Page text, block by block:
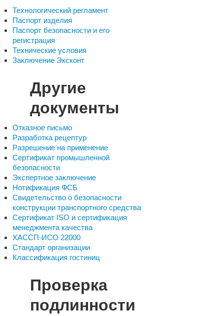
Технологический регламент
Паспорт изделия
Паспорт безопасности и его
регистрация
Технические условия
Заключение Эксконт
Другие
документы
Отказное письмо
Разработка рецептур
Разрешение на применение
Сертификат промышленной
безопасности
Экспертное заключение
Нотификация ФСБ
Свидетельство о безопасности
конструкции транспортного средства
Сертификат ISO и сертификация
менеджмента качества
ХАССП-ИСО 22000
Стандарт организации
Классификация гостиниц
Проверка
подлинности